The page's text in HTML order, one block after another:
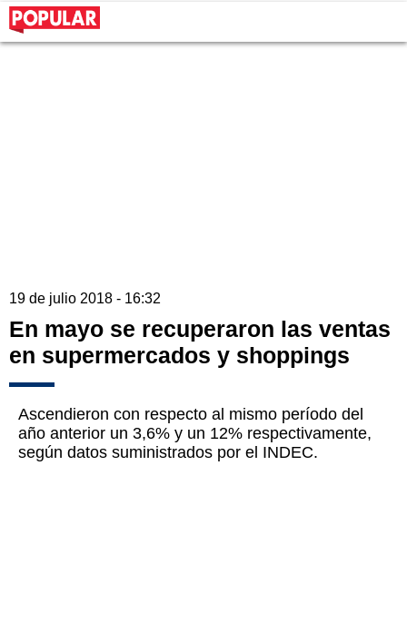
19 de julio 2018 - 16:32
En mayo se recuperaron las ventas
en supermercados y shoppings
Ascendieron con respecto al mismo período del
año anterior un 3,6% y un 12% respectivamente,
según datos suministrados por el INDEC.